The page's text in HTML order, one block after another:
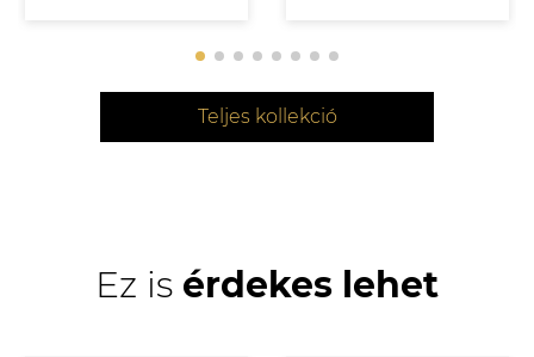
Teljes kollekció
Ez is érdekes lehet